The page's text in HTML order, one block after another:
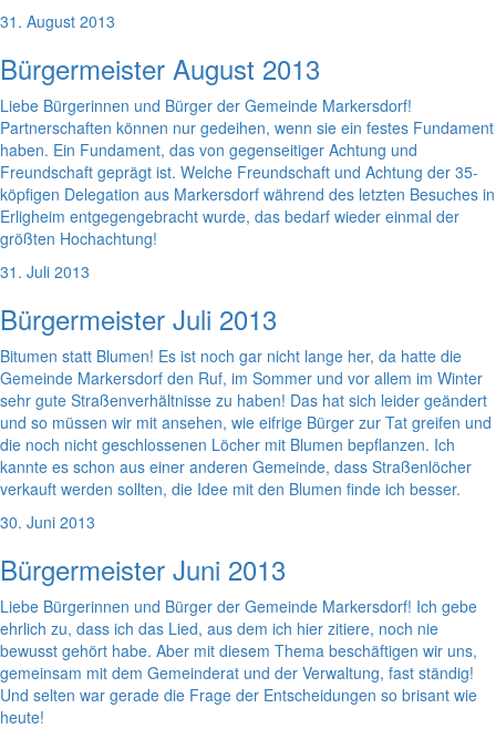
31. August 2013
Bürgermeister August 2013
Liebe Bürgerinnen und Bürger der Gemeinde Markersdorf!
Partnerschaften können nur gedeihen, wenn sie ein festes Fundament
haben. Ein Fundament, das von gegenseitiger Achtung und
Freundschaft geprägt ist. Welche Freundschaft und Achtung der 35-
köpfigen Delegation aus Markersdorf während des letzten Besuches in
Erligheim entgegengebracht wurde, das bedarf wieder einmal der
größten Hochachtung!
31. Juli 2013
Bürgermeister Juli 2013
Bitumen statt Blumen! Es ist noch gar nicht lange her, da hatte die
Gemeinde Markersdorf den Ruf, im Sommer und vor allem im Winter
sehr gute Straßenverhältnisse zu haben! Das hat sich leider geändert
und so müssen wir mit ansehen, wie eifrige Bürger zur Tat greifen und
die noch nicht geschlossenen Löcher mit Blumen bepflanzen. Ich
kannte es schon aus einer anderen Gemeinde, dass Straßenlöcher
verkauft werden sollten, die Idee mit den Blumen finde ich besser.
30. Juni 2013
Bürgermeister Juni 2013
Liebe Bürgerinnen und Bürger der Gemeinde Markersdorf! Ich gebe
ehrlich zu, dass ich das Lied, aus dem ich hier zitiere, noch nie
bewusst gehört habe. Aber mit diesem Thema beschäftigen wir uns,
gemeinsam mit dem Gemeinderat und der Verwaltung, fast ständig!
Und selten war gerade die Frage der Entscheidungen so brisant wie
heute!